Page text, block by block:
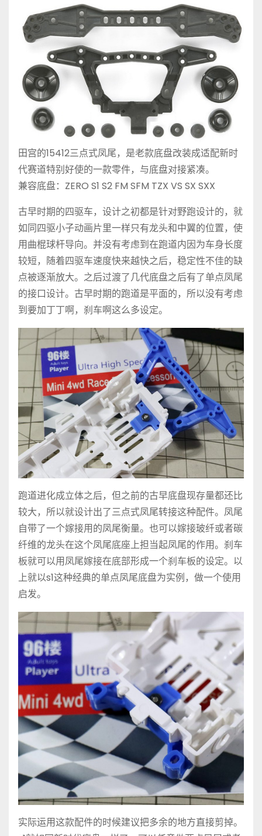
田宫的15412三点式凤尾，是老款底盘改装成适配新时
代赛道特别好使的一款零件，与底盘对接紧凑。
兼容底盘：ZERO S1 S2 FM SFM TZX VS SX SXX
古早时期的四驱车，设计之初都是针对野跑设计的，就
如同四驱小子动画片里一样只有龙头和中翼的位置，使
用曲棍球杆导向。并没有考虑到在跑道内因为车身长度
较短，随着四驱车速度快来越快之后，稳定性不佳的缺
点被逐渐放大。之后过渡了几代底盘之后有了单点凤尾
的接口设计。古早时期的跑道是平面的，所以没有考虑
到要加丁丁啊，刹车啊这么多设定。
跑道进化成立体之后，但之前的古早底盘现存量都还比
较大，所以就设计出了三点式凤尾转接这种配件。凤尾
自带了一个嫁接用的凤尾衡量。也可以嫁接玻纤或者碳
纤维的龙头在这个凤尾底座上担当起凤尾的作用。刹车
板就可以用凤尾嫁接在底部形成一个刹车板的设定。以
上就以s1这种经典的单点凤尾底盘为实例，做一个使用
启发。
实际运用这款配件的时候建议把多余的地方直接剪掉。